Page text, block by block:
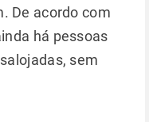
De acordo com
há pessoas
sem